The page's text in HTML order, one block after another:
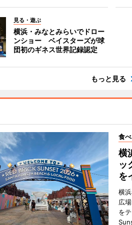
見る・遊ぶ
横浜・みなとみらいでドロー
ンショー ベイスターズが球
団初のギネス世界記録認定
もっと見る
食
横
ッ
を
横
広
を